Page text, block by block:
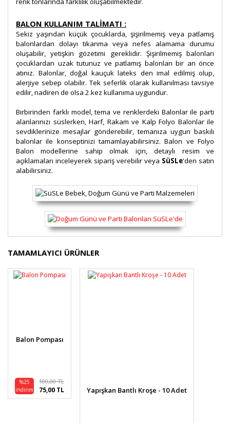
BALON KULLANIM TALİMATI :
Sekiz yaşından küçük çocuklarda, şişirilmemiş veya patlamış
balonlardan dolayı tıkanma veya nefes alamama durumu
oluşabilir, yetişkin gözetimi gereklidir. Şişirilmemiş balonları
çocuklardan uzak tutunuz ve patlamış balonları bir an önce
atınız. Balonlar, doğal kauçuk lateks den imal edilmiş olup,
alerjiye sebep olabilir. Tek seferlik olarak kullanılması tavsiye
edilir, nadiren de olsa 2.kez kullanıma uygundur.
Birbirinden farklı model, tema ve renklerdeki Balonlar ile parti
alanlarınızı süslerken, Harf, Rakam ve Kalp Folyo Balonlar ile
sevdiklerinize mesajlar gönderebilir, temanıza uygun baskılı
balonlar ile konseptinizi tamamlayabilirsiniz. Balon ve Folyo
Balon modellerine sahip olmak için, detaylı resim ve
açıklamaları inceleyerek sipariş verebilir veya SüSLe'den satın
alabilirsiniz.
Bu ürünün fiyat bilgisi, resim, ürün açıklamalarında ve
diğer konularda yetersiz gördüğünüz noktaları öneri
formunu kullanarak tarafımıza iletebilirsiniz.
Görüş ve önerileriniz için teşekkür ederiz.
Ürün fiyatı diğer sitelerden daha pahalı.
TAMAMLAYICI ÜRÜNLER
Balon Pompası
%25
indirim
100,00 TL
75,00 TL Yapışkan Bantlı Kroşe - 10 Adet